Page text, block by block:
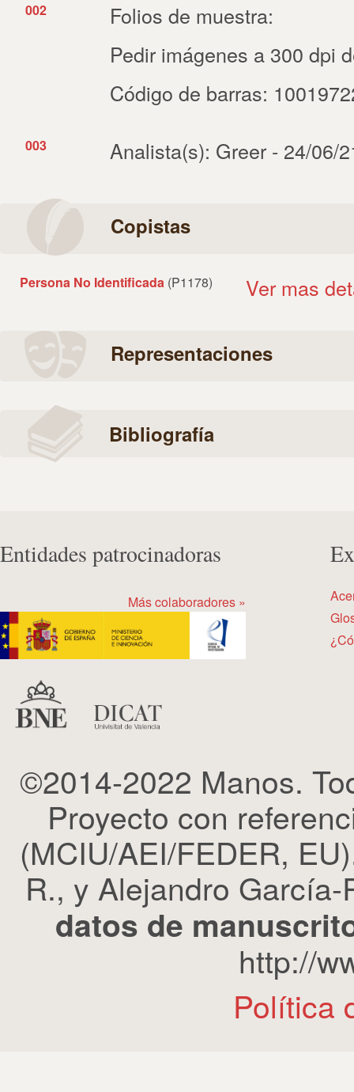
002
Folios de muestra:
Pedir imágenes a 300 dpi
Código de barras:
003 Analista(s): Greer - 24/06/
Copistas
Persona No Identificada (P1178) Ver mas
Representaciones
Bibliografía
Entidades patrocinadoras
Más colaboradores »
©2014-2022 Manos.
Proyecto con
(MCIU/AEI/FEDER,
R., y Alejandro
datos de
http://
Política